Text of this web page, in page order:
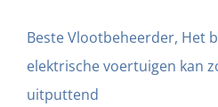
Beste Vlootbeheerder, Het
elektrische voertuigen kan
uitputtend